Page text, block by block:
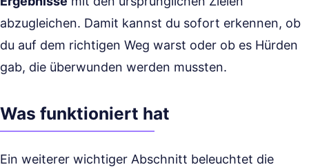
abzugleichen. Damit kannst du sofort erkennen, ob
du auf dem richtigen Weg warst oder ob es Hürden
gab, die überwunden werden mussten.
Was funktioniert hat
Ein weiterer wichtiger Abschnitt beleuchtet die